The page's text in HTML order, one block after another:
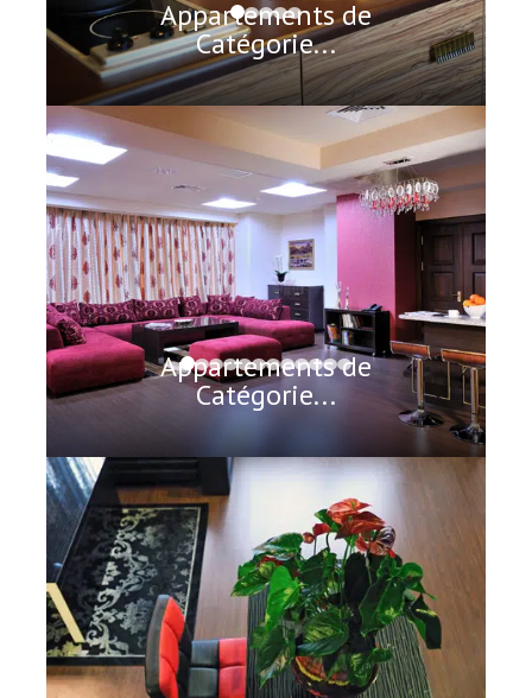
Appartements de
Catégorie...
Appartements de
Catégorie...